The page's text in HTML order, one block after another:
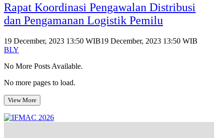
Rapat Koordinasi Pengawalan Distribusi
dan Pengamanan Logistik Pemilu
19 December, 2023 13:50 WIB19 December, 2023 13:50 WIB
BLY
No More Posts Available.
No more pages to load.
View More